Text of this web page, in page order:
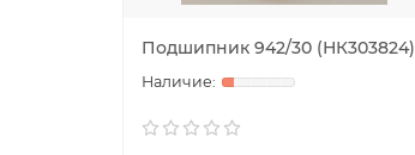
Подшипник 942/30 (НК303824)